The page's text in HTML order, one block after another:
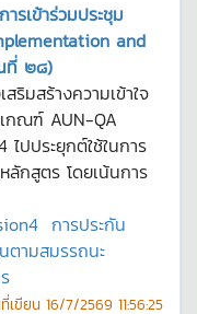
รเข้าร่วมประชุม
and
ที่ ๒๘)
ริมสร้างความเข้าใจ
กณฑ์ AUN-QA
ปประยุกต์ใช้ในการ
กสูตร โดยเน้นการ
การประกัน
ตามสมรรถนะ
เขียน 16/7/2569 11:56:25